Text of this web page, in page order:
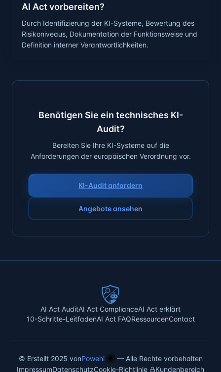
AI Act vorbereiten?
Durch Identifizierung der KI-Systeme, Bewertung des
Risikoniveaus, Dokumentation der Funktionsweise und
Definition interner Verantwortlichkeiten.
Benötigen Sie ein technisches KI-
Audit?
Bereiten Sie Ihre KI-Systeme auf die
Anforderungen der europäischen Verordnung vor.
KI-Audit anfordern
Angebote ansehen
AI Act AuditAI Act ComplianceAI Act erklärt
10-Schritte-LeitfadenAI Act FAQRessourcenContact
© Erstellt 2025 vonPowehi — Alle Rechte vorbehalten
ImpressumDatenschutzCookie-Richtlinie· Kundenbereich